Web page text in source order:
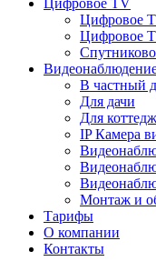
Цифровое TV
Цифровое
Цифровое
В частный
Для дачи
Для
IP Камера
Монтаж и
Тарифы
О компании
Контакты